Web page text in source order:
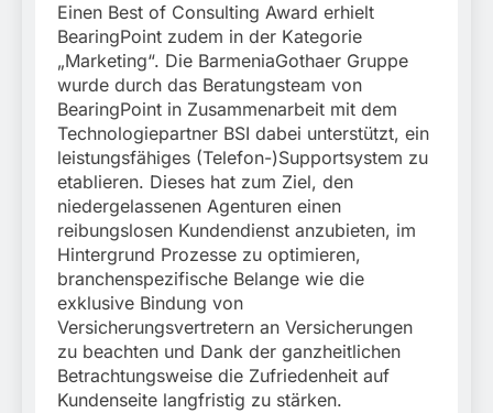
Einen Best of Consulting Award erhielt
BearingPoint zudem in der Kategorie
„Marketing“. Die BarmeniaGothaer Gruppe
wurde durch das Beratungsteam von
BearingPoint in Zusammenarbeit mit dem
Technologiepartner BSI dabei unterstützt, ein
leistungsfähiges (Telefon-)Supportsystem zu
etablieren. Dieses hat zum Ziel, den
niedergelassenen Agenturen einen
reibungslosen Kundendienst anzubieten, im
Hintergrund Prozesse zu optimieren,
branchenspezifische Belange wie die
exklusive Bindung von
Versicherungsvertretern an Versicherungen
zu beachten und Dank der ganzheitlichen
Betrachtungsweise die Zufriedenheit auf
Kundenseite langfristig zu stärken.